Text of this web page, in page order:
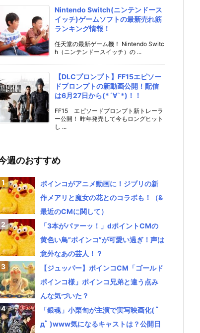
Nintendo Switch(ニンテンドース
イッチ)ゲームソフトの最新売れ筋
ランキング情報！
任天堂の最新ゲーム機！ Nintendo Switc
h（ニンテンドースイッチ）の ...
【DLCプロンプト】FF15エピソー
ドプロンプトの新動画公開！配信
は6月27日から(*´∀`*)！！
FF15 エピソードプロンプト新トレーラ
ー公開！ 昨年発売して今もロングヒット
し ...
週のおすすめ
ポインコがアニメ動画に！ジブリの新
作メアリと魔女の花とのコラボも！（&
最近のCMに関して）
「3本がパァーッ！」dポイントCMの
黄色い鳥”ポインコ”が可愛い過ぎ！声は
意外なあの芸人！？
【ジュッパー】ポインコCM「ゴールド
ポインコ様」ポインコ兄弟と違う点み
んな気づいた？
「銀魂」小栗旬が主演で実写映画化( ﾟ
дﾟ )www気になるキャストは？公開日